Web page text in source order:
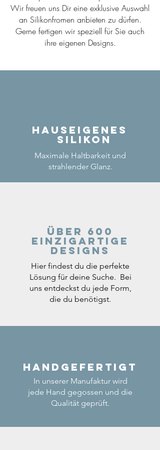
Wir freuen uns Dir eine exklusive Auswahl
an Silikonfromen anbieten zu dürfen.
Gerne fertigen wir speziell für Sie auch
ihre eigenen Designs.
Hauseigenes
Silikon
Maximale Haltbarkeit und
strahlender Glanz.
Über 600
einzigartige
Designs
Hier findest du die perfekte
Lösung für deine Suche. Bei
uns entdeckst du jede Form,
die du benötigst.
Handgefertigt
In unserer Manufaktur wird
jede Hand gegossen und die
Qualität geprüft.